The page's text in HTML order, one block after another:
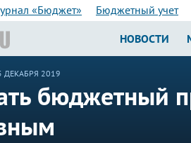
«Бюджет» Бюджетный учет
НОВОСТИ
ДЕКАБРЯ 2019
бюджетный